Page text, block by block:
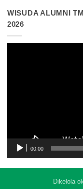
WISUDA ALUMNI
2026
00:00
Dikelola